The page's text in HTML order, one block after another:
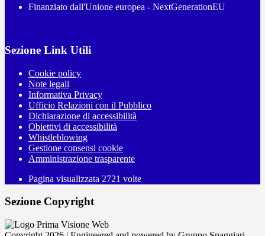
Finanziato dall'Unione europea - NextGenerationEU
Sezione Link Utili
Cookie policy
Note legali
Informativa Privacy
Ufficio Relazioni con il Pubblico
Dichiarazione di accessibilità
Obiettivi di accessibilità
Whistleblowing
Gestione consensi cookie
Amministrazione trasparente
Pagina visualizzata 2721 volte
Sezione Copyright